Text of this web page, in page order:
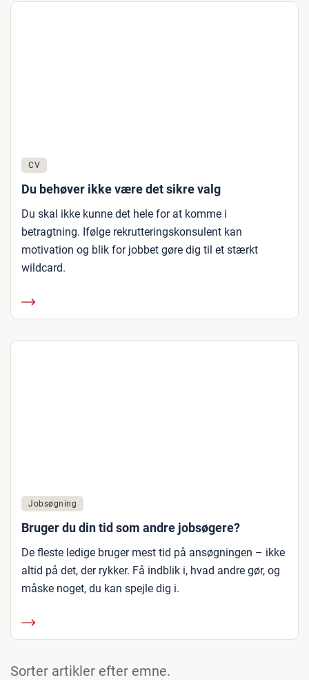
CV
Du behøver ikke være det sikre valg
Du skal ikke kunne det hele for at komme i
betragtning. Ifølge rekrutteringskonsulent kan
motivation og blik for jobbet gøre dig til et stærkt
wildcard.
Jobsøgning
Bruger du din tid som andre jobsøgere?
De fleste ledige bruger mest tid på ansøgningen – ikke
altid på det, der rykker. Få indblik i, hvad andre gør, og
måske noget, du kan spejle dig i.
Sorter artikler efter emne.